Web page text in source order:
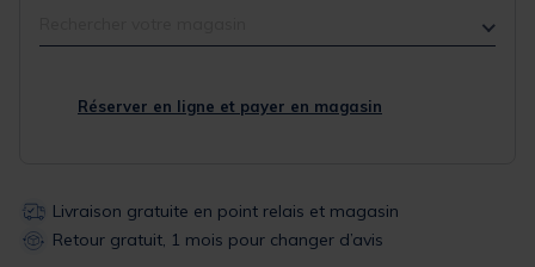
Réserver en ligne et payer en magasin
Livraison gratuite en point relais et magasin
Retour gratuit, 1 mois pour changer d’avis